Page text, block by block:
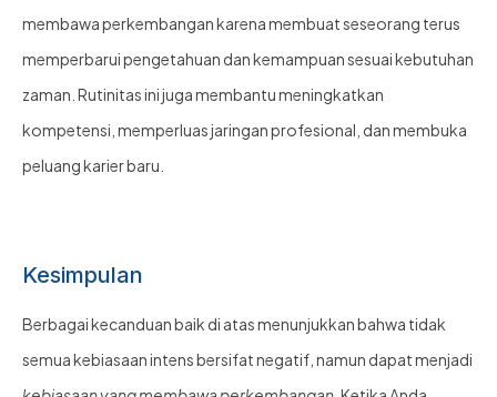
membawa perkembangan karena membuat seseorang terus
memperbarui pengetahuan dan kemampuan sesuai kebutuhan
zaman. Rutinitas ini juga membantu meningkatkan
kompetensi, memperluas jaringan profesional, dan membuka
peluang karier baru.
Kesimpulan
Berbagai kecanduan baik di atas menunjukkan bahwa tidak
semua kebiasaan intens bersifat negatif, namun dapat menjadi